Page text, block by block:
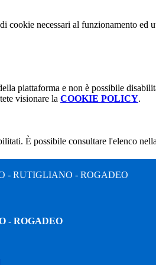
cookie necessari al funzionamento ed
piattaforma e non è possibile
visionare la COOKIE POLICY.
È possibile consultare l'elenco
- RUTIGLIANO - ROGADEO
- ROGADEO